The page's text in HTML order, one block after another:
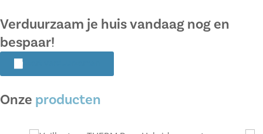
Verduurzaam je huis vandaag nog en
bespaar!
Onze producten